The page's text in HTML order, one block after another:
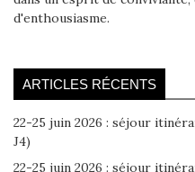
d'enthousiasme.
ARTICLES RÉCENTS
22-25 juin 2026 : séjour
J4)
22-25 juin 2026 : séjour